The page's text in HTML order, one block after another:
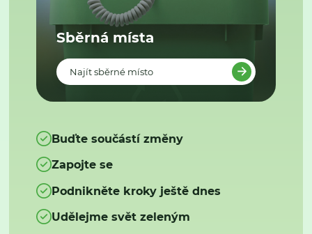
Sběrná místa
Najít sběrné místo
Buďte součástí změny
Zapojte se
Podnikněte kroky ještě dnes
Udělejme svět zeleným